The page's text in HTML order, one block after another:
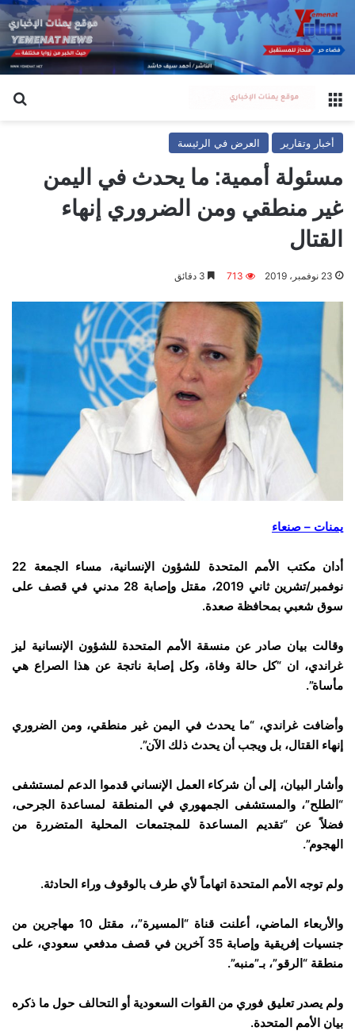
القائمة
أخبار وتقارير العرض في الرئيسة
مسئولة أممية: ما يحدث في اليمن
غير منطقي ومن الضروري إنهاء
القتال
23 نوفمبر، 2019 713
يمنات – صنعاء
أدان مكتب الأمم المتحدة للشؤون الإنسانية، مساء الجمعة 22
نوفمبر/تشرين ثاني 2019، مقتل وإصابة 28 مدني في قصف على
سوق شعبي بمحافظة صعدة.
وقالت بيان صادر عن منسقة الأمم المتحدة للشؤون الإنسانية ليز
غراندي، ان “كل حالة وفاة، وكل إصابة ناتجة عن هذا الصراع هي
مأساة”.
وأضافت غراندي، “ما يحدث في اليمن غير منطقي، ومن الضروري
إنهاء القتال، بل ويجب أن يحدث ذلك الآن”.
وأشار البيان، إلى أن شركاء العمل الإنساني قدموا الدعم لمستشفى
“الطلح”، والمستشفى الجمهوري في المنطقة لمساعدة الجرحى،
فضلاً عن “تقديم المساعدة للمجتمعات المحلية المتضررة من
الهجوم”.
ولم توجه الأمم المتحدة اتهاماً لأي طرف بالوقوف وراء الحادثة.
والأربعاء الماضي، أعلنت قناة “المسيرة”،، مقتل 10 مهاجرين من
جنسيات إفريقية وإصابة 35 آخرين في قصف مدفعي سعودي، على
منطقة “الرقو”، بـ”منبه”.
ولم يصدر تعليق فوري من القوات السعودية أو التحالف حول ما ذكره
بيان الأمم المتحدة.